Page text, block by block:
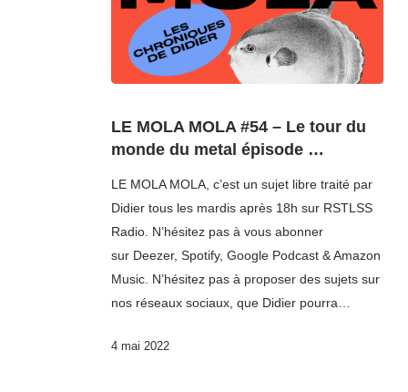
LE MOLA MOLA #54 – Le tour du
monde du metal épisode …
LE MOLA MOLA, c’est un sujet libre traité par
Didier tous les mardis après 18h sur RSTLSS
Radio. N’hésitez pas à vous abonner
sur Deezer, Spotify, Google Podcast & Amazon
Music. N’hésitez pas à proposer des sujets sur
nos réseaux sociaux, que Didier pourra…
4 mai 2022